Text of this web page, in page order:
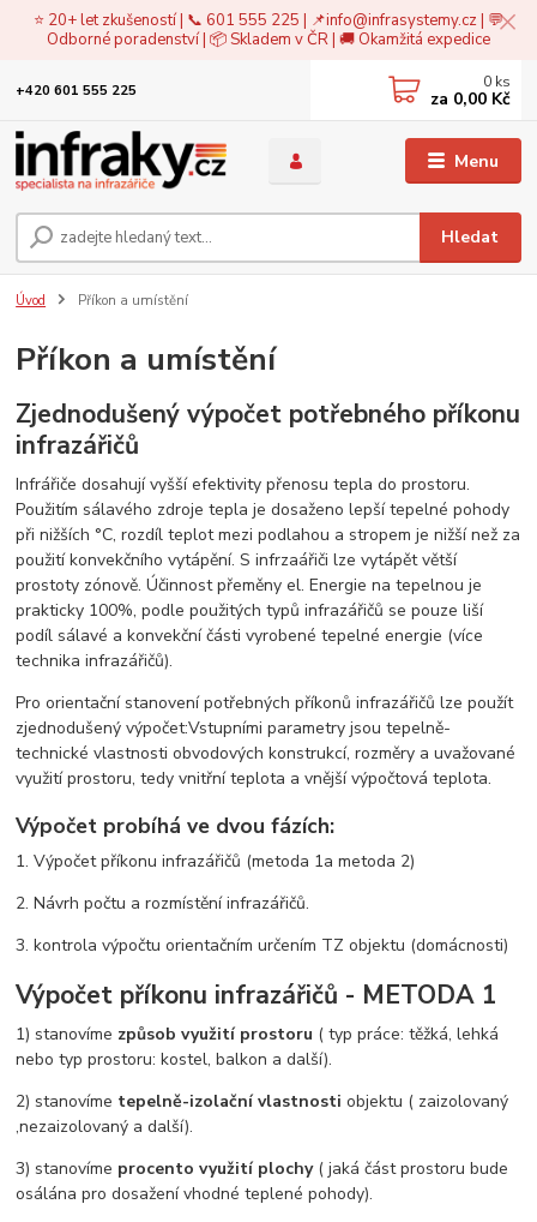
⭐ 20+ let zkušeností | 📞 601 555 225 | 📌info@infrasystemy.cz| 💬
Odborné poradenství | 📦 Skladem v ČR | 🚚 Okamžitá expedice
Menu
Hledat
+420 601 555 225 0 ks
za 0,00 Kč
Úvod Příkon a umístění
Příkon a umístění
Zjednodušený výpočet potřebného příkonu
infrazářičů
Infrářiče dosahují vyšší efektivity přenosu tepla do prostoru.
Použitím sálavého zdroje tepla je dosaženo lepší tepelné pohody
při nižších °C, rozdíl teplot mezi podlahou a stropem je nižší než za
použití konvekčního vytápění. S infrzaářiči lze vytápět větší
prostoty zónově. Účinnost přeměny el. Energie na tepelnou je
prakticky 100%, podle použitých typů infrazářičů se pouze liší
podíl sálavé a konvekční části vyrobené tepelné energie (více
technika infrazářičů).
Pro orientační stanovení potřebných příkonů infrazářičů lze použít
zjednodušený výpočet:Vstupními parametry jsou tepelně-
technické vlastnosti obvodových konstrukcí, rozměry a uvažované
využití prostoru, tedy vnitřní teplota a vnější výpočtová teplota.
Výpočet probíhá ve dvou fázích:
1. Výpočet příkonu infrazářičů (metoda 1a metoda 2)
2. Návrh počtu a rozmístění infrazářičů.
3. kontrola výpočtu orientačním určením TZ objektu (domácnosti)
Výpočet příkonu infrazářičů - METODA 1
1) stanovíme způsob využití prostoru ( typ práce: těžká, lehká
nebo typ prostoru: kostel, balkon a další).
2) stanovíme tepelně-izolační vlastnostiobjektu ( zaizolovaný
,nezaizolovaný a další).
3) stanovíme procento využití plochy( jaká část prostoru bude
osálána pro dosažení vhodné teplené pohody).